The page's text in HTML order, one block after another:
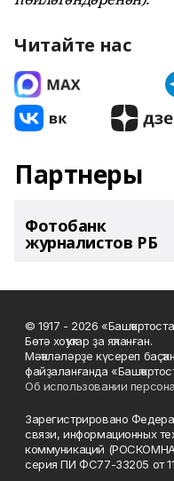
Читайте нас
Партнеры
Фотобанк
журналистов РБ
© 1917 - 2026
Бөтә хоҡуҡтар ҙа яҡланған.
Мәҡәләләрҙе күсереп
файҙаланғанда
Об использовании
Зарегистрировано
связи, информационных
коммуникаций
серия ПИ ФС77-33205 от